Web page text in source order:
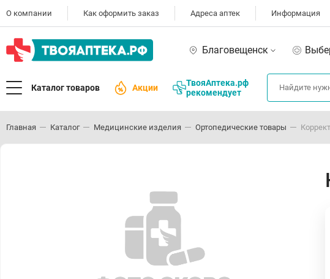
О компании Как оформить заказ Адреса аптек Информация
Благовещенск
Каталог товаров Акции
ТвояАптека.рф
рекомендует
Главная Каталог Медицинские изделия Ортопедические товары